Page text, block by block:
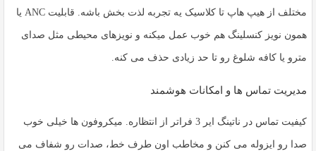
مختلف از هیپ هاپ تا کلاسیک یه تجربه لذت بخش باشه. قابلیت ANC یا
همون نویز کنسلینگ هم خوب عمل میکنه و نویزهای محیطی مثل صدای
مترو یا کافه شلوغ رو تا حد زیادی حذف می کنه.
مدیریت تماس ها و امکانات هوشمند
کیفیت تماس در ناتینگ ایر 3 فراتر از انتظاره. میکروفون ها خیلی خوب
صدا رو ایزوله می کنن و مخاطب اون طرف خط، صدات رو شفاف می